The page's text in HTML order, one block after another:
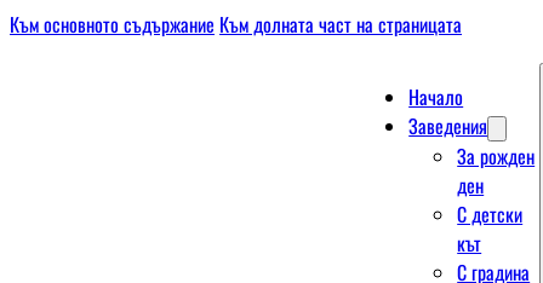
Към основното съдържание Към долната част на страницата
Начало
Заведения
За рожден
ден
С детски
кът
С градина